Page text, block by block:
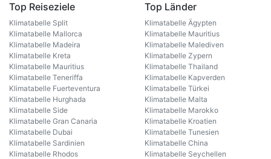
Top Reiseziele
Klimatabelle Split
Klimatabelle Mallorca
Klimatabelle Madeira
Klimatabelle Kreta
Klimatabelle Mauritius
Klimatabelle Teneriffa
Klimatabelle Fuerteventura
Klimatabelle Hurghada
Klimatabelle Side
Klimatabelle Gran Canaria
Klimatabelle Dubai
Klimatabelle Sardinien
Klimatabelle Rhodos
Top Länder
Klimatabelle Ägypten
Klimatabelle Mauritius
Klimatabelle Malediven
Klimatabelle Zypern
Klimatabelle Thailand
Klimatabelle Kapverden
Klimatabelle Türkei
Klimatabelle Malta
Klimatabelle Marokko
Klimatabelle Kroatien
Klimatabelle Tunesien
Klimatabelle China
Klimatabelle Seychellen